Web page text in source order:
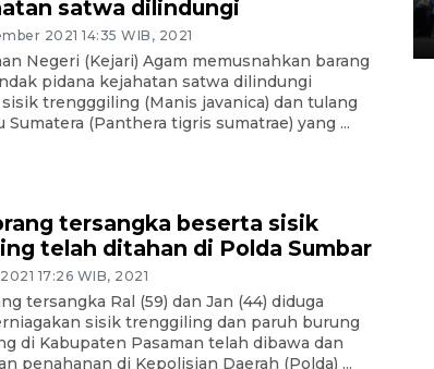
satwa dilindungi
2021 14:35 WIB, 2021
Negeri (Kejari) Agam memusnahkan barang
pidana kejahatan satwa dilindungi
trengggiling (Manis javanica) dan tulang
Sumatera (Panthera tigris sumatrae) yang ...
tersangka beserta sisik
telah ditahan di Polda Sumbar
17:26 WIB, 2021
tersangka Ral (59) dan Jan (44) diduga
sisik trenggiling dan paruh burung
di Kabupaten Pasaman telah dibawa dan
penahanan di Kepolisian Daerah (Polda) ...
05 August 2026 10:35 WIB